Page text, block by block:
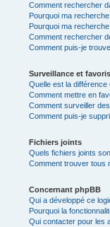
Comment rechercher
Pourquoi ma
Pourquoi ma
Comment rechercher
Comment puis-je
Surveillance et favoris
Quelle est la
Comment mettre en
Comment surveiller
Comment puis-je
Fichiers joints
Quels fichiers joints
Comment trouver tous
Concernant phpBB
Qui a développé ce
Pourquoi la
Qui contacter pour les